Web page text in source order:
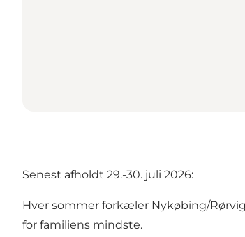
Senest afholdt 29.-30. juli 2026:
Hver sommer forkæler Nykøbing/
for familiens mindste.